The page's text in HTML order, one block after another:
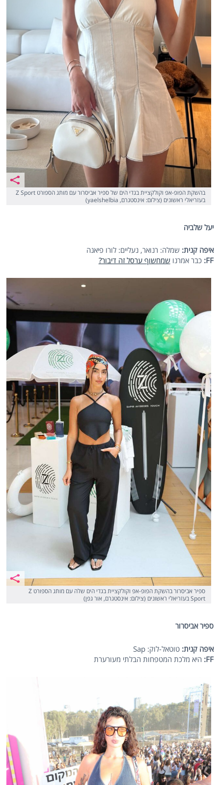
בהשקת הפופ-אפ וקולקציית בגדי הים של ספיר אביסרור עם מותג הספורט Z Sport
בעזריאלי ראשונים (צילום: אינסטגרם, yaelshelbia)
יעל שלביה
איפה קנית: שמלה: רנואר, נעליים: לורו פיאנה
FF
: כבר אמרנו שמחשוף ערסל זה דיבור?
ספיר אביסרור בהשקת הפופ-אפ וקולקציית בגדי הים שלה עם מותג הספורט Z
Sport בעזריאלי ראשונים (צילום: אינסטגרם, אור גפן)
ספיר אביסרור
איפה קנית: טוטאל-לוק: Sap
FF
: היא מלכת המטפחות הבלתי מעורערת